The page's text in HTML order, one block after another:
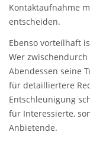
Kontaktaufnahme
entscheiden.
Ebenso vorteilhaft
Wer
Abendessen seine
für detailliertere
Entschleunigung
für Interessierte,
Anbietende.